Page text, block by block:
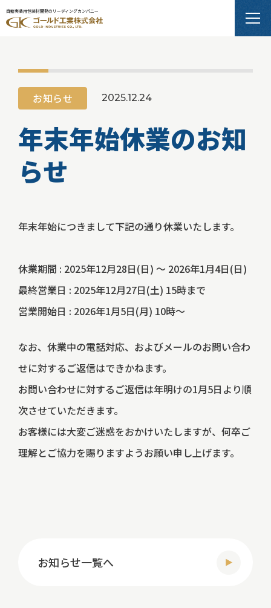
自動実装用包装材開発のリーディングカンパニー
お知らせ 2025.12.24
年末年始休業のお知
らせ
年末年始につきまして下記の通り休業いたします。
休業期間 : 2025年12月28日(日) ～ 2026年1月4日(日)
最終営業日 : 2025年12月27日(土) 15時まで
営業開始日 : 2026年1月5日(月) 10時～
なお、休業中の電話対応、およびメールのお問い合わ
せに対するご返信はできかねます。
お問い合わせに対するご返信は年明けの1月5日より順
次させていただきます。
お客様には大変ご迷惑をおかけいたしますが、何卒ご
理解とご協力を賜りますようお願い申し上げます。
お知らせ一覧へ